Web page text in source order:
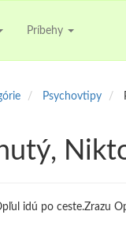
Príbehy
Psychovtipy
idú po ceste.Zrazu